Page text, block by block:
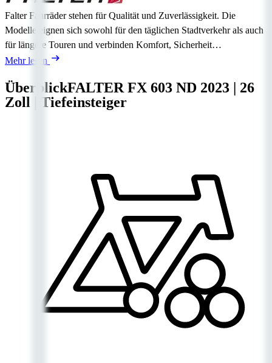
Falter Fahrräder stehen für Qualität und Zuverlässigkeit. Die
Modelle eignen sich sowohl für den täglichen Stadtverkehr als auch
für längere Touren und verbinden Komfort, Sicherheit…
Mehr lesen
ÜberblickFALTER FX 603 ND 2023 | 26
Zoll
Tiefeinsteiger